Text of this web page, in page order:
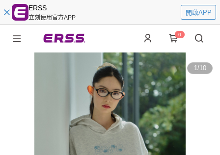
ERSS
立刻使用官方APP
開啟APP
0
1/10